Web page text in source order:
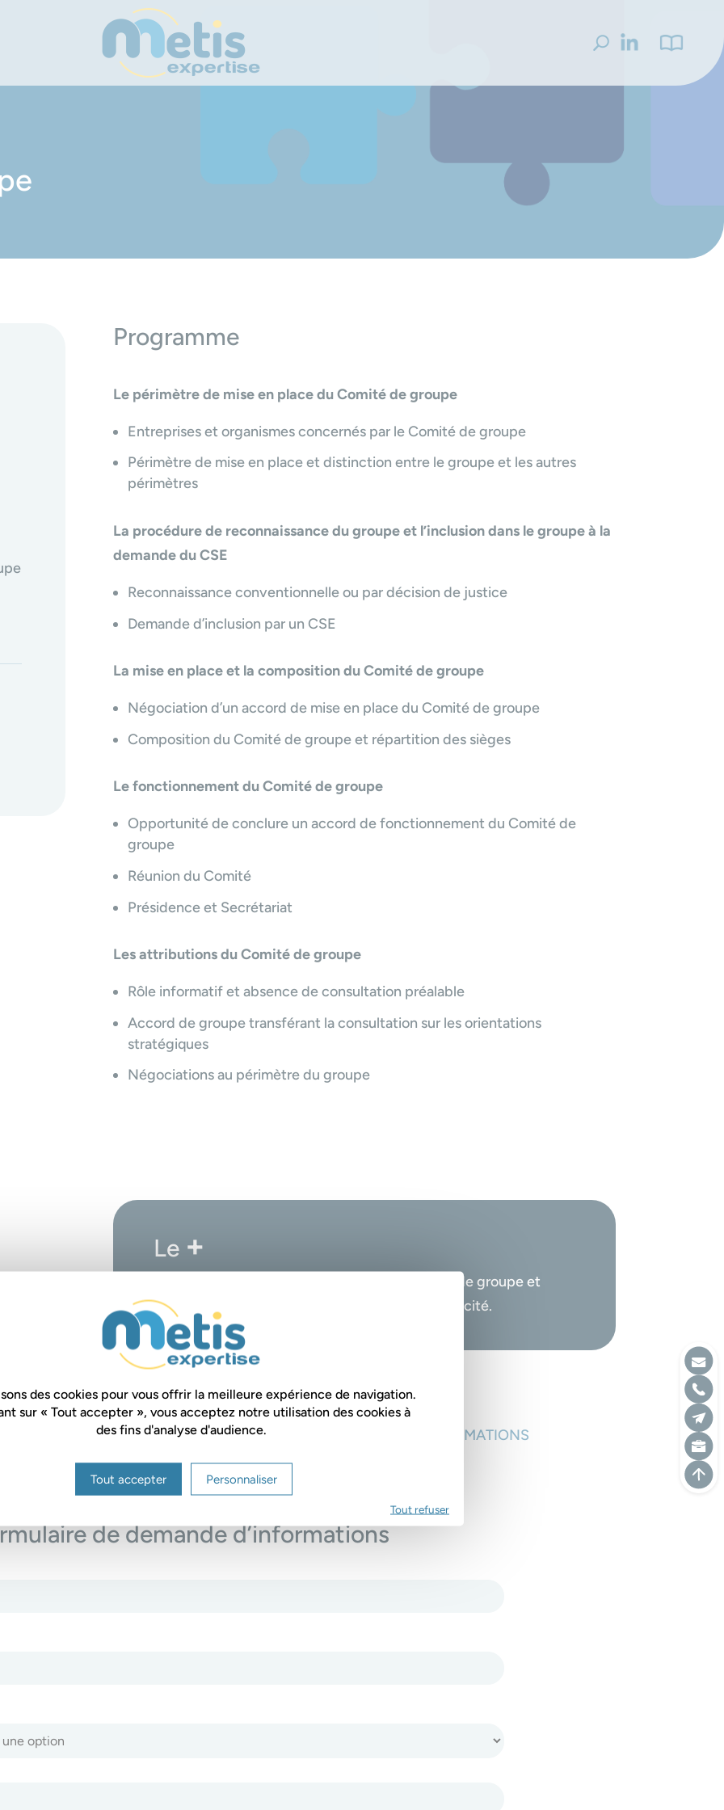
Programme
Le périmètre de mise en place du Comité de groupe
Entreprises et organismes concernés par le Comité de groupe
Périmètre de mise en place et distinction entre le groupe et les autres
périmètres
La procédure de reconnaissance du groupe et l’inclusion dans le groupe à la
demande du CSE
Reconnaissance conventionnelle ou par décision de justice
Demande d’inclusion par un CSE
La mise en place et la compositiondu Comité de groupe
Négociation d’un accord de mise en place du Comité de groupe
Composition du Comité de groupe et répartition des sièges
Le fonctionnement du Comité de groupe
Opportunité de conclure un accord de fonctionnement du Comité de
groupe
Réunion du Comité
Présidence et Secrétariat
Les attributions du Comité de groupe
Rôle informatif et absence de consultation préalable
Accord de groupe transférant la consultation sur les orientations
stratégiques
Négociations au périmètre du groupe
Le +
Pour comprendre la mise en place d’un Comité de groupe et
renforcer son fonctionnement pour plus d’efficacité.
TOUTES LES FORMATIONS
de demande d’informations
des cookies pour vous offrir la meilleure expérience de navigation.
sur « Tout accepter », vous acceptez notre utilisation des cookies à
des fins d'analyse d'audience.
Tout accepter
Tout refuser
Personnaliser